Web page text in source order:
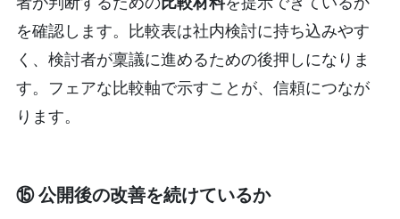
を確認します。比較表は社内検討に持ち込みやす
く、検討者が稟議に進めるための後押しになりま
す。フェアな比較軸で示すことが、信頼につなが
ります。
⑮ 公開後の改善を続けているか